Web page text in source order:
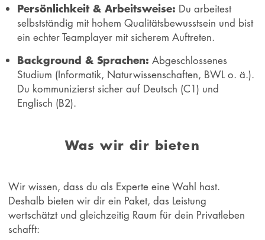
Persönlichkeit & Arbeitsweise: Du arbeitest
selbstständig mit hohem Qualitätsbewusstsein und bist
ein echter Teamplayer mit sicherem Auftreten.
Background & Sprachen: Abgeschlossenes
Studium (Informatik, Naturwissenschaften, BWL o. ä.).
Du kommunizierst sicher auf Deutsch (C1) und
Englisch (B2).
Was wir dir bieten
Wir wissen, dass du als Experte eine Wahl hast.
Deshalb bieten wir dir ein Paket, das Leistung
wertschätzt und gleichzeitig Raum für dein Privatleben
schafft: